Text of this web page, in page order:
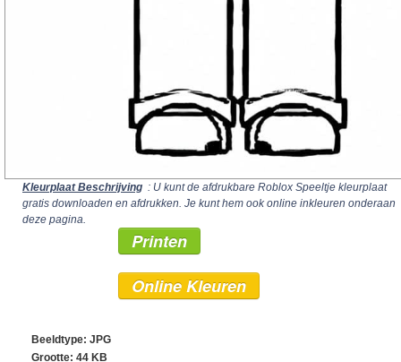
Kleurplaat Beschrijving : U kunt de afdrukbare Roblox Speeltje kleurplaat
gratis downloaden en afdrukken. Je kunt hem ook online inkleuren onderaan
deze pagina.
Printen
Online Kleuren
Beeldtype: JPG
Grootte: 44 KB